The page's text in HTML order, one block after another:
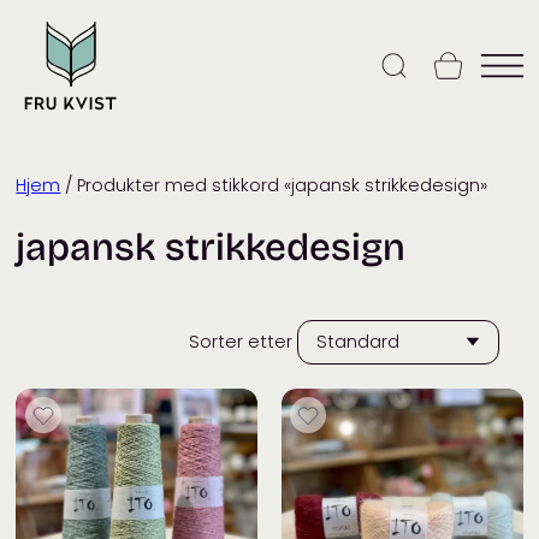
content
Hjem / Produkter med stikkord «japansk strikkedesign»
japansk strikkedesign
Sorter etter